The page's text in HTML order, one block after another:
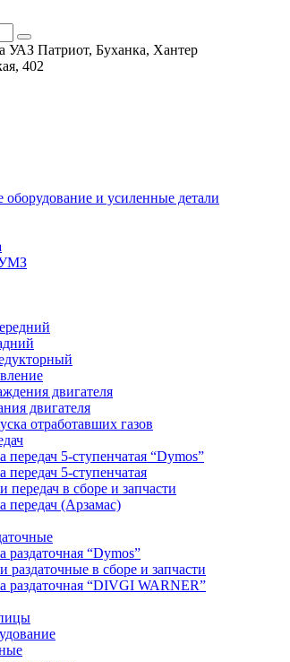
УАЗ Патриот, Буханка, Хантер
402
и усиленные детали
двигателя
двигателя
отработавших газов
передач 5-ступенчатая “Dymos”
передач 5-ступенчатая
передач в сборе и запчасти
передач (Арзамас)
раздаточная “Dymos”
раздаточные в сборе и запчасти
раздаточная “DIVGI WARNER”